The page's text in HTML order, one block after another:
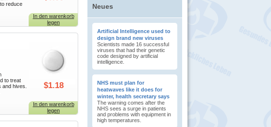
reduce
In den warenkorb
legen
to treat
hives.
$1.18
In den warenkorb
legen
Neues
Artificial Intelligence used to
design brand new viruses
Scientists made 16 successful
viruses that had their genetic
code designed by artificial
intelligence.
NHS must plan for
heatwaves like it does for
winter, health secretary says
The warning comes after the
NHS sees a surge in patients
and problems with equipment in
high temperatures.